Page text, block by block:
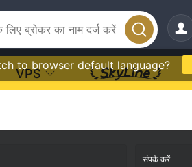
to browser default language?
VPS
संपर्क करें